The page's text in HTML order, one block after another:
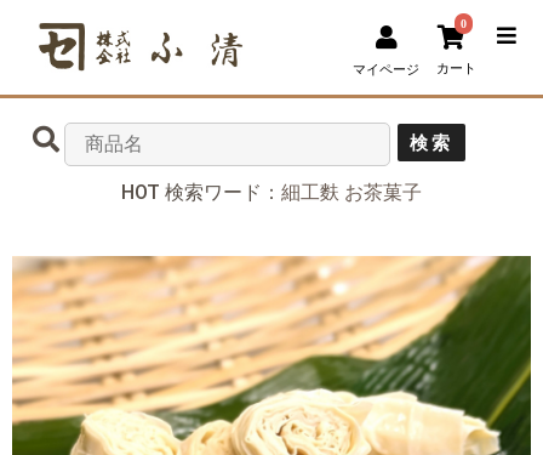
0
カート
マイページ
検索
HOT 検索ワード： 細工麩 お茶菓子